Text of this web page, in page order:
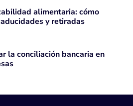
alimentaria: cómo
y retiradas
la conciliación bancaria en